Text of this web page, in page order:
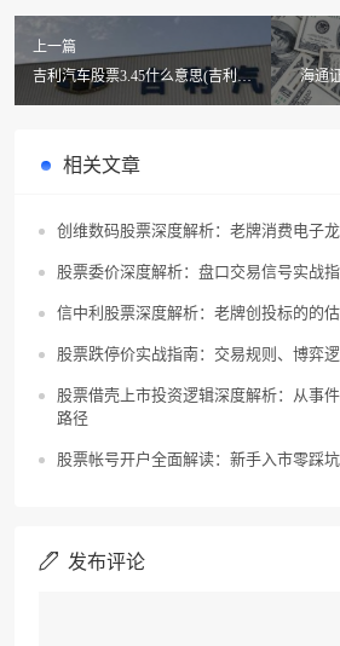
上一篇
吉利汽车股票3.45什么意思(吉利汽
车股票是港股吗)
海通
相关文章
创维数码股票深度解析：老牌消费电子
股票委价深度解析：盘口交易信号实战
信中利股票深度解析：老牌创投标的的
股票跌停价实战指南：交易规则、博弈
股票借壳上市投资逻辑深度解析：从事
路径
股票帐号开户全面解读：新手入市零踩
发布评论